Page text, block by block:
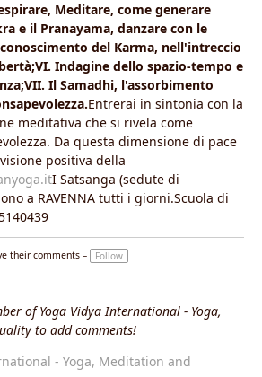
Meditare, come generare
e il Pranayama, danzare con le
del Karma, nell'intreccio
Indagine dello spazio-tempo e
Il Samadhi, l'assorbimento
Entrerai in sintonia con la
meditativa che si rivela come
Da questa dimensione di pace
positiva della
I Satsanga (sedute di
a RAVENNA tutti i giorni.Scuola di
their comments – Follow
of Yoga Vidya International - Yoga,
to add comments!
- Yoga, Meditation and